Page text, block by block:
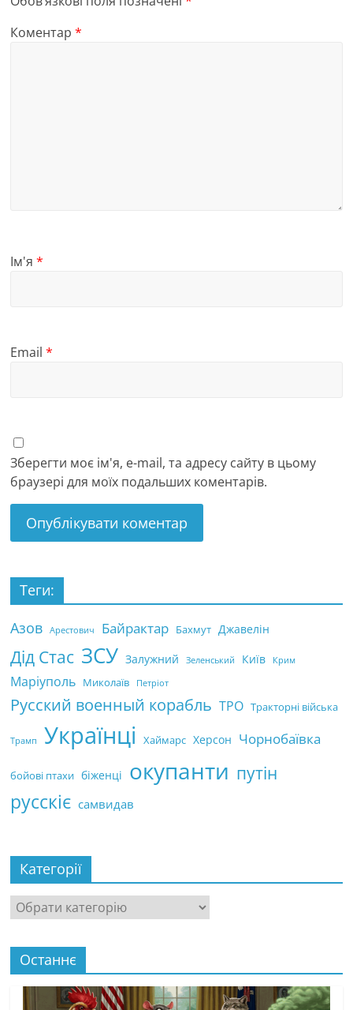
Коментар*
Ім'я*
Email*
Зберегти моє ім'я, e-mail, та адресу сайту в цьому
браузері для моїх подальших коментарів.
Теги:
Азов
Арестович Байрактар Бахмут Джавелін
Дід Стас ЗСУ Залужний Зеленський Київ Крим
Маріуполь Миколаїв Петріот
Русский военный корабль ТРО Тракторні війська
Трамп Українці Хаймарс Херсон Чорнобаївка
бойові птахи біженці окупанти путін
русскіє самвидав
Категорії
Останнє